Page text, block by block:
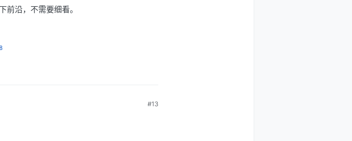
前沿，不需要细看。
#13